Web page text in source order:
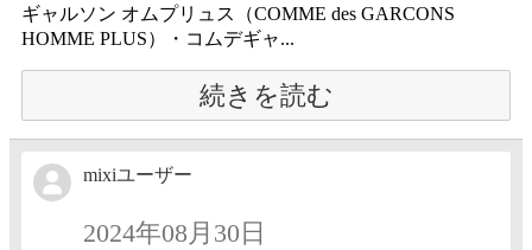
ギャルソン オムプリュス（COMME des GARCONS
HOMME PLUS）・コムデギャ...
続きを読む
mixiユーザー
2024年08月30日